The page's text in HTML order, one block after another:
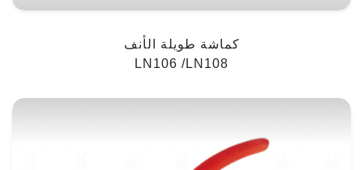
كماشة طويلة الأنف
LN106 /LN108